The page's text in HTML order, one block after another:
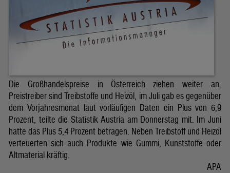
Die Großhandelspreise in Österreich ziehen weiter an.
Preistreiber sind Treibstoffe und Heizöl, im Juli gab es gegenüber
dem Vorjahresmonat laut vorläufigen Daten ein Plus von 6,9
Prozent, teilte die Statistik Austria am Donnerstag mit. Im Juni
hatte das Plus 5,4 Prozent betragen. Neben Treibstoff und Heizöl
verteuerten sich auch Produkte wie Gummi, Kunststoffe oder
Altmaterial kräftig.
APA